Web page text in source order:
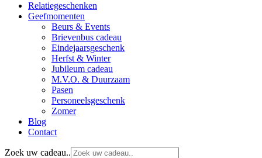
Relatiegeschenken
Geefmomenten
Beurs & Events
Brievenbus cadeau
Eindejaarsgeschenk
Herfst & Winter
Jubileum cadeau
M.V.O. & Duurzaam
Pasen
Personeelsgeschenk
Zomer
Blog
Contact
Zoek uw cadeau..